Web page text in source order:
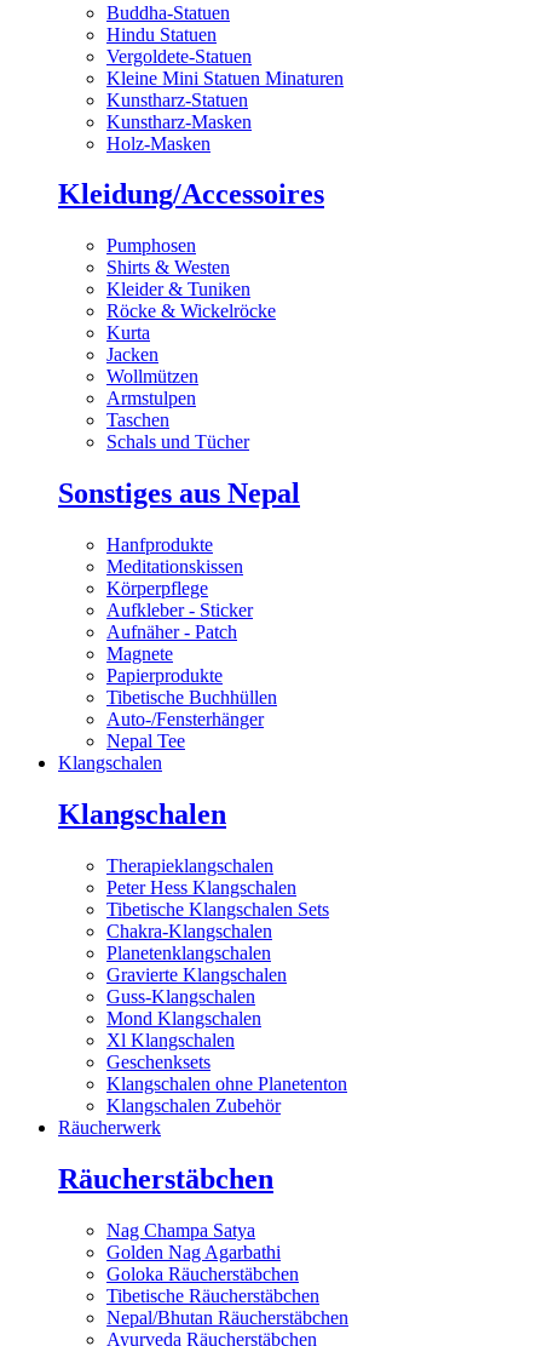
Buddha-Statuen
Hindu Statuen
Vergoldete-Statuen
Kleine Mini Statuen Minaturen
Kunstharz-Statuen
Kunstharz-Masken
Holz-Masken
Kleidung/Accessoires
Pumphosen
Shirts & Westen
Kleider & Tuniken
Röcke & Wickelröcke
Kurta
Jacken
Wollmützen
Armstulpen
Taschen
Schals und Tücher
Sonstiges aus Nepal
Hanfprodukte
Meditationskissen
Körperpflege
Aufkleber - Sticker
Aufnäher - Patch
Magnete
Papierprodukte
Tibetische Buchhüllen
Auto-/Fensterhänger
Nepal Tee
Klangschalen
Klangschalen
Therapieklangschalen
Peter Hess Klangschalen
Tibetische Klangschalen Sets
Chakra-Klangschalen
Planetenklangschalen
Gravierte Klangschalen
Guss-Klangschalen
Mond Klangschalen
Xl Klangschalen
Geschenksets
Klangschalen ohne Planetenton
Klangschalen Zubehör
Räucherwerk
Räucherstäbchen
Nag Champa Satya
Golden Nag Agarbathi
Goloka Räucherstäbchen
Tibetische Räucherstäbchen
Nepal/Bhutan Räucherstäbchen
Ayurveda Räucherstäbchen